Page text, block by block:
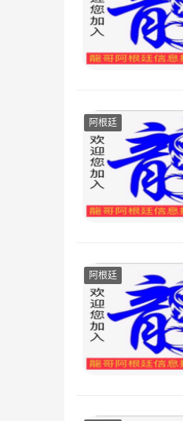
阿根廷
阿根廷